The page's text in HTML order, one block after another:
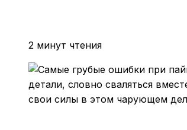
2 минут чтения
детали, словно сваляться
свои силы в этом чарующем